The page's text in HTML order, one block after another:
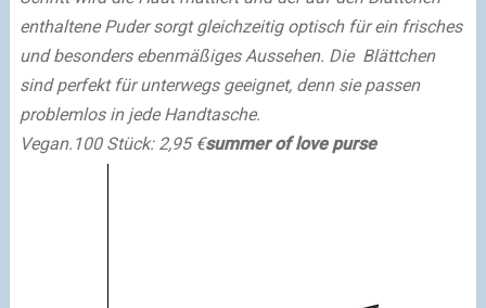
enthaltene Puder sorgt gleichzeitig optisch für ein frisches
und besonders ebenmäßiges Aussehen. Die Blättchen
sind perfekt für unterwegs geeignet, denn sie passen
problemlos in jede Handtasche.
Vegan. 100 Stück: 2,95 €summer of love purse